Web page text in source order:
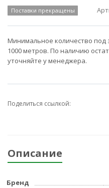
Поставки прекращены
Минимальное количество под
1000 метров. По наличию
уточняйте у менеджера.
Поделиться ссылкой:
Описание
Бренд